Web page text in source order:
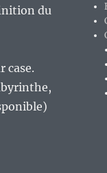
du
case.
CPC pour faire